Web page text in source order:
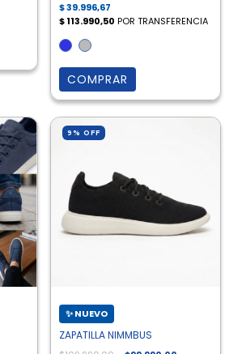
COMPRAR
9 % OFF
ZAPATILLA NIMMBUS